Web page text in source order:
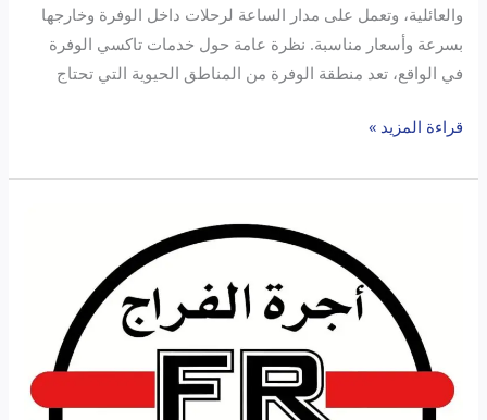
والعائلية، وتعمل على مدار الساعة لرحلات داخل الوفرة وخارجها
بسرعة وأسعار مناسبة. نظرة عامة حول خدمات تاكسي الوفرة
في الواقع، تعد منطقة الوفرة من المناطق الحيوية التي تحتاج
قراءة المزيد »